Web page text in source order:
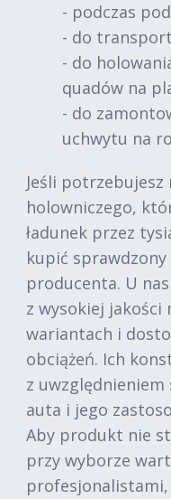
- podczas
- do
- do
quadów na
- do
uchwytu na
Jeśli potrzebujesz
holowniczego,
ładunek przez
kupić
producenta. U
z wysokiej jakości
wariantach i
obciążeń. Ich
z
auta i jego
Aby produkt nie
przy wyborze
profesjonalistami,